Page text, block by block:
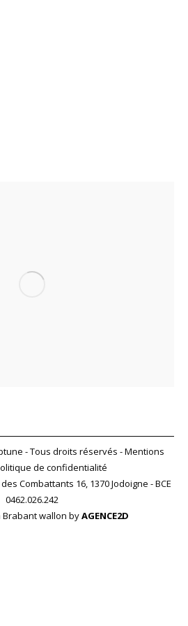
- Tous droits réservés -Mentions
de confidentialité
Combattants 16, 1370 Jodoigne - BCE
0462.026.242
wallon byAGENCE2D